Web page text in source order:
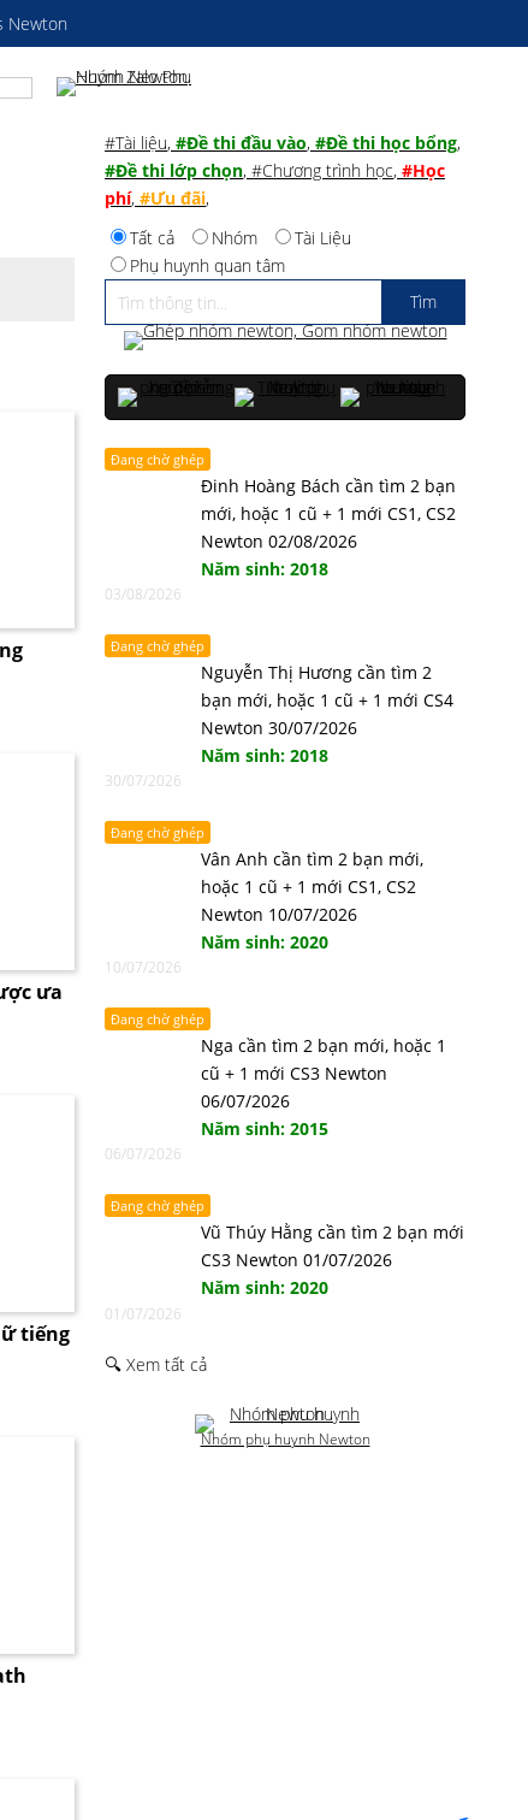
Newton
ưa
tiếng
#Tài liệu, #Đề thi đầu vào, #Đề thi học bổng,
#Đề thi lớp chọn, #Chương trình học, #Học
phí, #Ưu đãi,
Tất cả
Nhóm
Tài Liệu
Phụ huynh quan tâm
Đang chờ ghép
Đinh Hoàng Bách cần tìm 2 bạn
mới, hoặc 1 cũ + 1 mới CS1, CS2
Newton 02/08/2026
Năm sinh: 2018
03/08/2026
Đang chờ ghép
Nguyễn Thị Hương cần tìm 2
bạn mới, hoặc 1 cũ + 1 mới CS4
Newton 30/07/2026
Năm sinh: 2018
30/07/2026
Đang chờ ghép
Vân Anh cần tìm 2 bạn mới,
hoặc 1 cũ + 1 mới CS1, CS2
Newton 10/07/2026
Năm sinh: 2020
10/07/2026
Đang chờ ghép
Nga cần tìm 2 bạn mới, hoặc 1
cũ + 1 mới CS3 Newton
06/07/2026
Năm sinh: 2015
06/07/2026
Đang chờ ghép
Vũ Thúy Hằng cần tìm 2 bạn mới
CS3 Newton 01/07/2026
Năm sinh: 2020
01/07/2026
🔍 Xem tất cả
Nhóm phụ huynh Newton